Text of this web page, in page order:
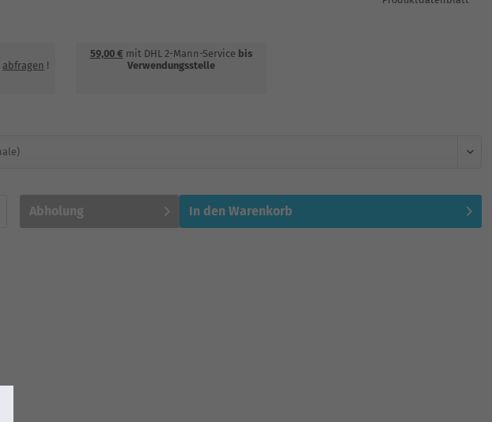
In den Warenkorb
Abholung
abfragen !
59,00 € mit DHL 2-Mann-Service bis
Verwendungsstelle